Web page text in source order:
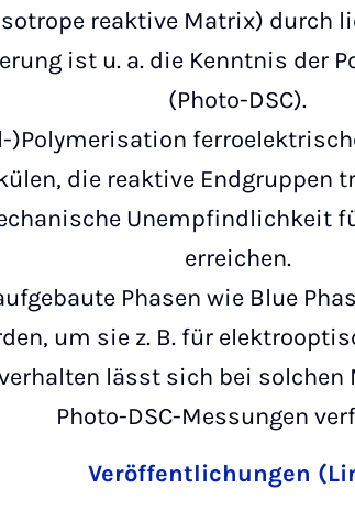
reaktive Matrix) durch
ist u. a. die Kenntnis der
(Photo-DSC).
)Polymerisation
die reaktive Endgruppen
Unempfindlichkeit
erreichen.
Phasen wie Blue
um sie z. B. für
lässt sich bei
Photo-DSC-Messungen
Veröffentlichungen